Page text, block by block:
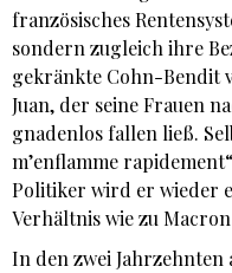
französisches
sondern zugleich ihre
gekränkte Cohn-Bendit
Juan, der seine Frauen
gnadenlos fallen ließ.
m’enflamme
Politiker wird er wieder
Verhältnis wie zu
In den zwei